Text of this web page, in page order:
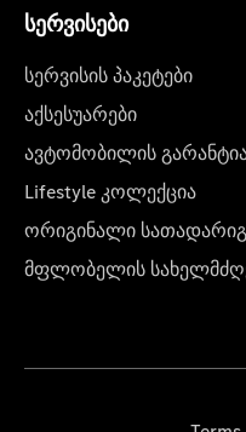
სერვისები
სერვისის პაკეტები
აქსესუარები
ავტომობილის
Lifestyle კოლექცია
ორიგინალი
მფლობელის